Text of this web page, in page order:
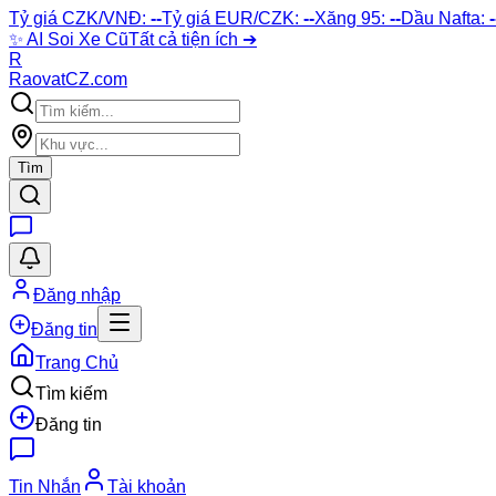
Tỷ giá CZK/VNĐ: --Tỷ giá EUR/CZK: --Xăng 95: --Dầu Nafta:
✨ AI Soi Xe CũTất cả tiện ích ➔
R
RaovatCZ.com
Tìm
Đăng nhập
Đăng tin
Trang Chủ
Tìm kiếm
Đăng tin
Tin Nhắn Tài khoản